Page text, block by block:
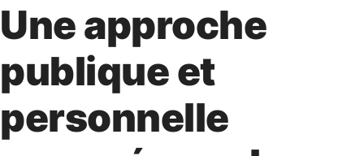
Une approche
publique et
personnelle